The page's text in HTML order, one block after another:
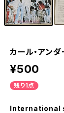
カール・アン
¥500
残り1点
International